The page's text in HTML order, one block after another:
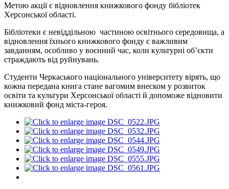
Метою акції є відновлення книжкового фонду бібліотек
Херсонської області.
Бібліотеки є невіддільною частиною освітнього середовища, а
відновлення їхнього книжкового фонду є важливим
завданням, особливо у воєнний час, коли культурні об’єкти
страждають від руйнувань.
Студенти Черкаського національного університету вірять, що
кожна передана книга стане вагомим внеском у розвиток
освіти та культури Херсонської області й допоможе відновити
книжковий фонд міста-героя.